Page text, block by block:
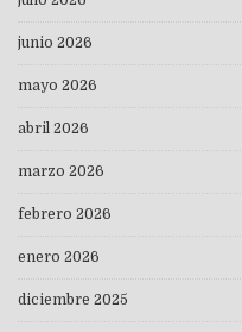
junio 2026
mayo 2026
abril 2026
marzo 2026
febrero 2026
enero 2026
diciembre 2025